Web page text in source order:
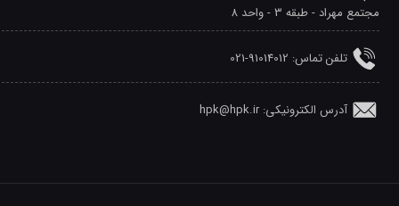
مجتمع مهراد - طبقه 3 - واحد 8
تلفن‌ تماس: 91014012-021
آدرس الکترونیکی: hpk@hpk.ir